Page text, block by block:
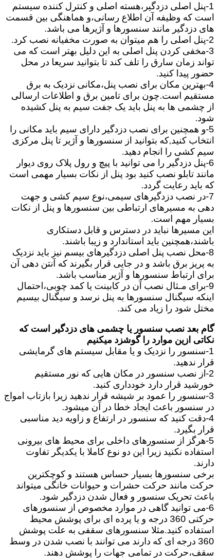
1-پنل اصلی دزدگیر،هسته اصلی و کنترل کننده سیستم
است که وظیفه آن اطلاع رسانی،و هماهنگی بین قسمت
های دزدگیر مانند سنسورها و آژیرها می باشد.
2-پنل اصلی را هم میتوان به صورت مخفیانه نصب کرد.
3-مخفی کردن پنل اصلی به این دلیل بهتر است که می
تواند زمان سارق را تلف کند تا بتوانید سریعا در محل
حضور پیدا کنید.
4-بهترین مکان برای نصب پنل،مکانی نزدیک به برق
مستقیم است.چون برای تامین برق و اطلاعات ارسالی
از چشمی ها به پنل باید یک جفت سیم به پنل کشیده
شود.
5-و همچنین برای نصب دزدگیر دارای سیم باید مکانی را
انتخاب کنید,که بتوانید از سنسورها و آژیر تا پنل مرکزی
سیم کشی را انجام دهید.
6-پنل دزدگیر را می توانید با پیچ و رول پلاک روی دیوار
مانند تابلو نصب کنید بود پنل از نکات بسیار مهمی است
که باید رعایت گردد.
7-در نصب دزدگیرهای سیمی،نوع سیم کشی و جهت
دهی به مسیرهای ارتباطی بین سنسورها و پنل از نکات
بسیار مهم است.
این مسیرها نباید در دسترس و قابل دستکاری
باشند،همچنین باید استاندارد و زیبا باشند.
8-محل نصب پنل اصلی دزدگیرهای بیسم نیز باید نزدیک
به پریز برق باشد و در جایی قرار بگیرند که آنتن دهی آن
برای ارتباط سنسورها و آژیر مناسب باشد.
9-برای مـثال نصب آن در کابینت یا کمد چوبی،احتمال
اینکه سیگنال سنسورها به پنل نرسد و سیگنال بیسیم
مختل شود را زیاد می کند.
گام بعد نصب سنسور یا چشمی های دزدگیر است که
نکاتی ازین موارد را گوشزد میکنیم
1-سنسور را نزدیک و یا مقابل سیستم های گرمایشی
قرار ندهید.
2-از نصب سنسور در مکان هایی که نور مستقیم
خورشید قرار دارد خودداری کنید.
3-سنسور را عمود بر شیشه قرار ندهید زیرا بازتاب امواج
در سنسور باعث ایجاد خطا در آن میشود.
4-دقت کنید که سنسور در ارتفاع و زاویه دید مناسبی
قرار بگیرد.
5-هرگز از سنسورهای داخلی برای محیط های بیرونی
استفاده نکنید زیرا این دو نوع کاملا با یکدیگر تفاوت
دارند.
برخی سنسورها بسیار حساس هستند و کوچکترین
حرکت مانند حرکت حشرات و حیوانات خانگی میتواند
باعث تحریک سنسور و فعال شدن دزدگیر شود.
6-می توانید گاهی در موارد مخصوص از سنسورهای
حرکتی 360 درجه و یا پرده ای برای پوشش محیط
استفاده کنید.مثلا سنسورهای سقفی به علت پوشش
360 درجه ای که دارند می توانند با نصب شدن در وسط
سقف،حرکت در تمامی جهات را پوشش دهند.